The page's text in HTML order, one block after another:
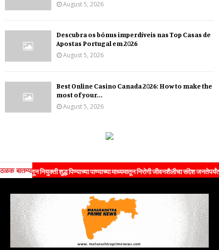
August 5, 2026
Descubra os bónus imperdíveis nas Top Casas de
Apostas Portugal em 2026
August 5, 2026
Best Online Casino Canada 2026: How to make the
most of your...
August 5, 2026
ठळक बातम्या
नियुक्ती शुद्ध पिण्याच्या पाण्याच्या माध्यमातून निरोगी जीवनशैलीचा संदेश जनतेपर्यंत